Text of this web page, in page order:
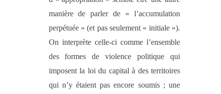
manière de parler de « l’accumulation
perpétuée » (et pas seulement « initiale »).
On interprète celle-ci comme l’ensemble
des formes de violence politique qui
imposent la loi du capital à des territoires
qui n’y étaient pas encore soumis ; une